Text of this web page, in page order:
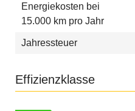
Energiekosten bei
15.000 km pro Jahr
Jahressteuer
Effizienzklasse